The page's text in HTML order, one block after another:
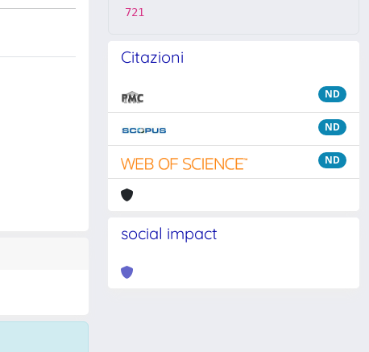
721
Citazioni
ND
ND
ND
social impact